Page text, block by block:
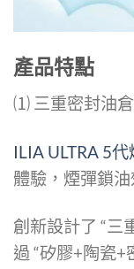
產品特點
⑴ 三重密封油
ILIA ULTRA 5代
體驗，煙彈鎖
創新設計了 “三
過 “矽膠+陶瓷+